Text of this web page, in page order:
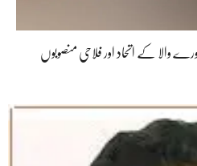
بورے والا کے اتحاد اور فلاحی منصوبوں